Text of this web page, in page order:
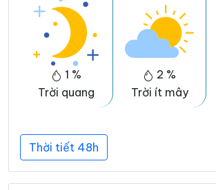
1 %
Trời quang
2 %
Trời ít mây
Thời tiết 48h